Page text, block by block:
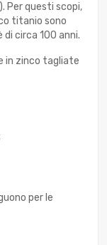
Per questi scopi,
titanio sono
circa 100 anni.
in zinco tagliate
per le